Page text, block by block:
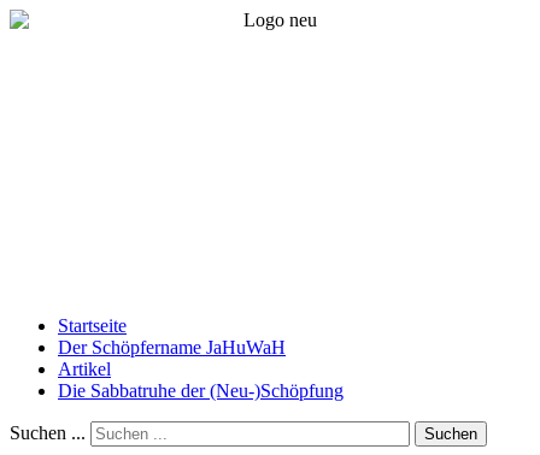
Startseite
Der Schöpfername JaHuWaH
Artikel
Die Sabbatruhe der (Neu-)Schöpfung
Suchen ... Suchen